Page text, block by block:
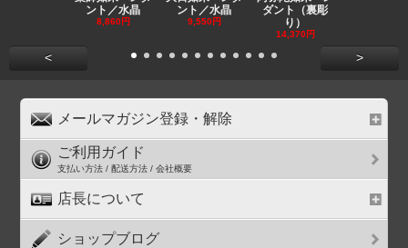
ント／水晶
8,860円
ント／水晶
9,550円
ダント（裏彫
り）
14,370円
< >
メールマガジン登録・解除
ご利用ガイド
支払い方法 / 配送方法 / 会社概要
店長について
ショップブログ